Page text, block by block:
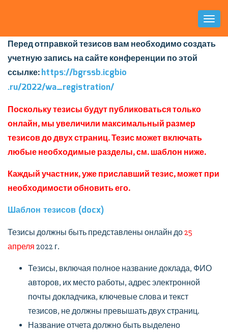
Toggle
Перед отправкой тезисов вам необходимо создать
учетную запись на сайте конференции по этой
ссылке: https://bgrssb.icgbio
.ru/2022/wa_registration/
Поскольку тезисы будут публиковаться только
онлайн, мы увеличили максимальный размер
тезисов до двух страниц. Тезис может включать
любые необходимые разделы, см. шаблон ниже.
Каждый участник, уже приславший тезис, может при
необходимости обновить его.
Шаблон тезисов (docx)
Тезисы должны быть представлены онлайн до25
апреля 2022 г.
Тезисы, включая полное название доклада, ФИО
авторов, их место работы, адрес электронной
почты докладчика, ключевые слова и текст
тезисов, не должны превышать двух страниц.
Название отчета должно быть выделено